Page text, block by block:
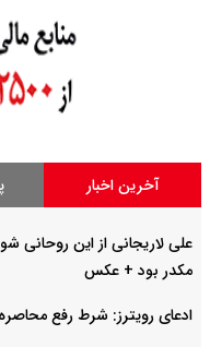
آخرین اخبار
علی لاریجانی از این روحانی
مکدر بود + عکس
ادعای رویترز: شرط رفع